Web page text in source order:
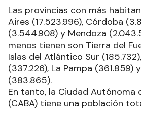
Las provincias con más
Aires (17.523.996), Córdoba
(3.544.908) y Mendoza
menos tienen son Tierra del
Islas del Atlántico Sur
(337.226), La Pampa (361.859)
(383.865).
En tanto, la Ciudad Autónoma
(CABA) tiene una población